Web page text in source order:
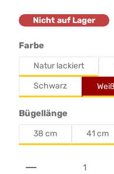
Nicht auf Lager
Farbeauswählen
Natur lackiert
Schwarz
Weiß
Bügellängeauswählen
38 cm 41 cm
Produkt Anzahl: